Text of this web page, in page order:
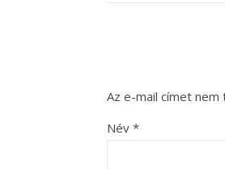
Az e-mail címet nem
Név *